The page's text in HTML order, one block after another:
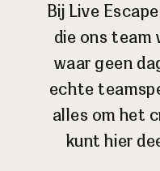
Bij Live
die ons team
waar geen
echte
alles om het
kunt hier